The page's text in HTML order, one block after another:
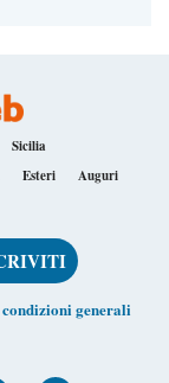
Sicilia
Esteri Auguri
condizioni generali